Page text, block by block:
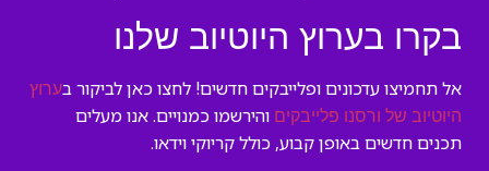
בקרו בערוץ היוטיוב שלנו
אל תחמיצו עדכונים ופלייבקים חדשים! לחצו כאן לביקור בערוץ
היוטיוב של ורסנו פלייבקים והירשמו כמנויים. אנו מעלים
תכנים חדשים באופן קבוע, כולל קריוקי וידאו.